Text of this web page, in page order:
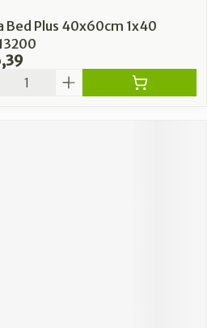
Bed Plus 40x60cm 1x40